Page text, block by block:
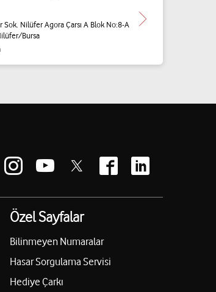
Sok. Nilüfer Agora Çarsı A Blok No:8-A
Bursa
Özel Sayfalar
Bilinmeyen Numaralar
Hasar Sorgulama Servisi
Hediye Çarkı